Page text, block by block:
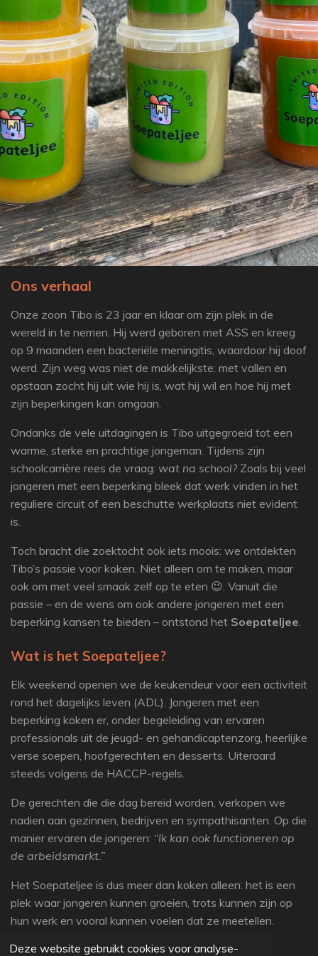
Deze website gebruikt cookies voor analyse-
Ons verhaal
Onze zoon Tibo is 23 jaar en klaar om zijn plek in de
wereld in te nemen. Hij werd geboren met ASS en kreeg
op 9 maanden een bacteriële meningitis, waardoor hij doof
werd. Zijn weg was niet de makkelijkste: met vallen en
opstaan zocht hij uit wie hij is, wat hij wil en hoe hij met
zijn beperkingen kan omgaan.
Ondanks de vele uitdagingen is Tibo uitgegroeid tot een
warme, sterke en prachtige jongeman. Tijdens zijn
schoolcarrière rees de vraag: wat na school? Zoals bij veel
jongeren met een beperking bleek dat werk vinden in het
reguliere circuit of een beschutte werkplaats niet evident
is.
Toch bracht die zoektocht ook iets moois: we ontdekten
Tibo’s passie voor koken. Niet alleen om te maken, maar
ook om met veel smaak zelf op te eten 😉. Vanuit die
passie – en de wens om ook andere jongeren met een
beperking kansen te bieden – ontstond het Soepateljee.
Wat is het Soepateljee?
Elk weekend openen we de keukendeur voor een activiteit
rond het dagelijks leven (ADL). Jongeren met een
beperking koken er, onder begeleiding van ervaren
professionals uit de jeugd- en gehandicaptenzorg, heerlijke
verse soepen, hoofgerechten en desserts. Uiteraard
steeds volgens de HACCP-regels.
De gerechten die die dag bereid worden, verkopen we
nadien aan gezinnen, bedrijven en sympathisanten. Op die
manier ervaren de jongeren: “Ik kan ook functioneren op
de arbeidsmarkt.”
Het Soepateljee is dus meer dan koken alleen: het is een
plek waar jongeren kunnen groeien, trots kunnen zijn op
hun werk en vooral kunnen voelen dat ze meetellen.